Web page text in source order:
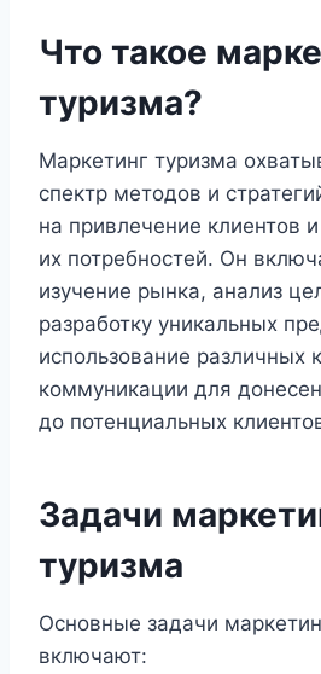
Что такое
туризма?
Маркетинг туризма
спектр методов и
на привлечение клиентов
их потребностей. Он
изучение рынка, анализ
разработку уникальных
использование различных
коммуникации для
до потенциальных
Задачи
туризма
Основные задачи
включают: